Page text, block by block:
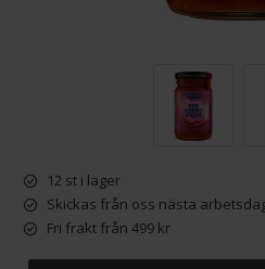
12 st i lager
Skickas från oss nästa
Fri frakt från 499 kr